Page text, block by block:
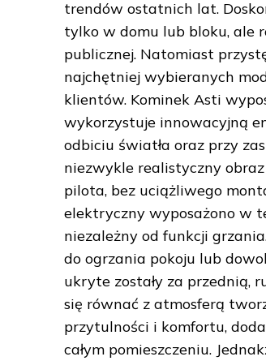
trendów ostatnich lat.
tylko w domu lub bloku, ale
publicznej. Natomiast
najchętniej wybieranych
klientów. Kominek Asti
wykorzystuje innowacyjną
odbiciu światła oraz przy
niezwykle realistyczny
pilota, bez uciążliwego
elektryczny wyposażono w
niezależny od funkcji
do ogrzania pokoju lub
ukryte zostały za przednią,
się równać z atmosferą
przytulności i komfortu,
całym pomieszczeniu.